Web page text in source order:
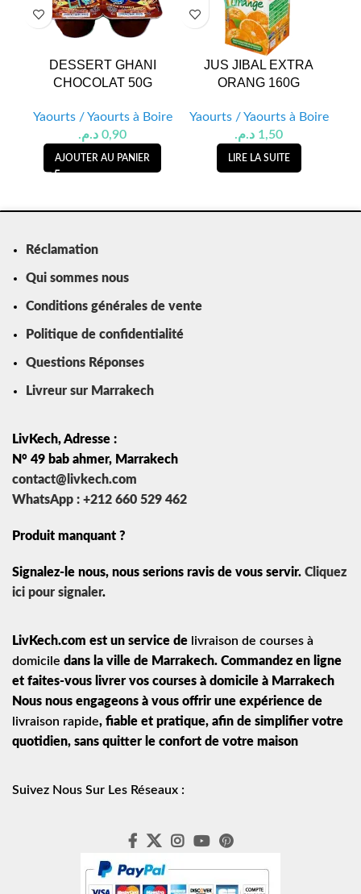
DESSERT GHANI
CHOCOLAT 50G
Yaourts / Yaourts à Boire
0,90 د.م.
AJOUTER AU PANIER
JUS JIBAL EXTRA
ORANG 160G
Yaourts / Yaourts à Boire
1,50 د.م.
LIRE LA SUITE
Réclamation
Qui sommes nous
Conditions générales de vente
Politique de confidentialité
Questions Réponses
Livreur sur Marrakech
LivKech, Adresse :
N° 49 bab ahmer, Marrakech
contact@livkech.com
WhatsApp : +212 660 529 462
Produit manquant ?
Signalez-le nous, nous serions ravis de vous servir. Cliquez
ici pour signaler.
LivKech.com est un service de livraison de courses à
domicile dans la ville de Marrakech. Commandez en ligne
et faites-vous livrer vos courses à domicile à Marrakech
Nous nous engageons à vous offrir une expérience de
livraison rapide, fiable et pratique, afin de simplifier votre
quotidien, sans quitter le confort de votre maison
Suivez Nous Sur Les Réseaux :